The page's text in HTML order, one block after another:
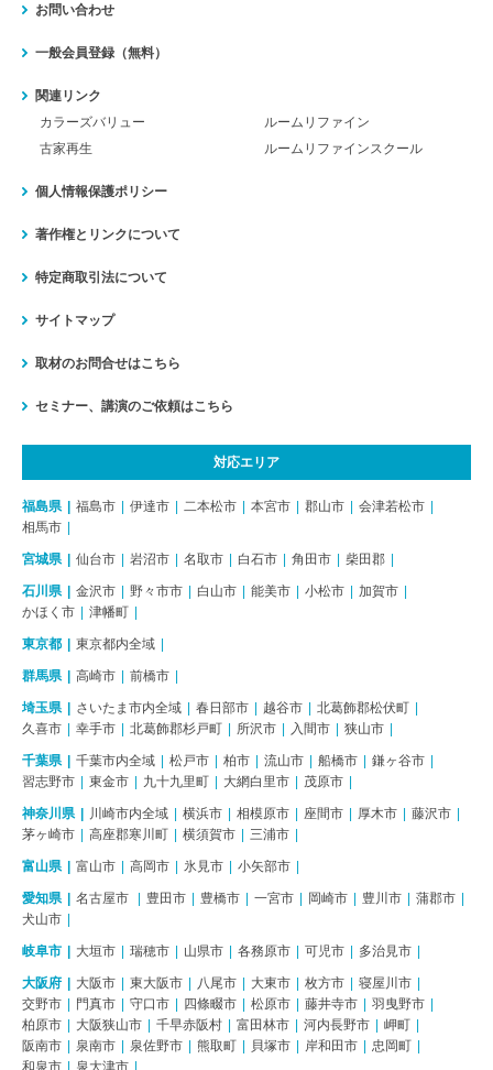
お問い合わせ
一般会員登録（無料）
関連リンク
カラーズバリュー
ルームリファイン
古家再生
ルームリファインスクール
個人情報保護ポリシー
著作権とリンクについて
特定商取引法について
サイトマップ
取材のお問合せはこちら
セミナー、講演のご依頼はこちら
対応エリア
福島県 福島市 伊達市 二本松市 本宮市 郡山市
会津若松市
相馬市
宮城県 仙台市 岩沼市 名取市 白石市 角田市 柴田郡
石川県 金沢市 野々市市 白山市 能美市 小松市
加賀市
かほく市
津幡町
東京都 東京都内全域
群馬県 高崎市 前橋市
埼玉県 さいたま市内全域 春日部市 越谷市
北葛飾郡松伏町
久喜市
幸手市 北葛飾郡杉戸町 所沢市 入間市 狭山市
千葉県 千葉市内全域 松戸市 柏市 流山市 船橋市
鎌ヶ谷市
習志野市
東金市 九十九里町 大網白里市 茂原市
神奈川県 川崎市内全域 横浜市 相模原市 座間市 厚木市
藤沢市
茅ヶ崎市
高座郡寒川町 横須賀市 三浦市
富山県 富山市 高岡市 氷見市 小矢部市
愛知県 名古屋市 豊田市 豊橋市 一宮市 岡崎市 豊川市
蒲郡市
犬山市
岐阜市 大垣市 瑞穂市 山県市 各務原市 可児市 多治見市
大阪府 大阪市 東大阪市 八尾市 大東市 枚方市
寝屋川市
交野市
門真市 守口市 四條畷市 松原市 藤井寺市
羽曳野市
柏原市
大阪狭山市 千早赤阪村 富田林市 河内長野市
岬町
阪南市
泉南市 泉佐野市 熊取町 貝塚市 岸和田市
忠岡町
和泉市
泉大津市